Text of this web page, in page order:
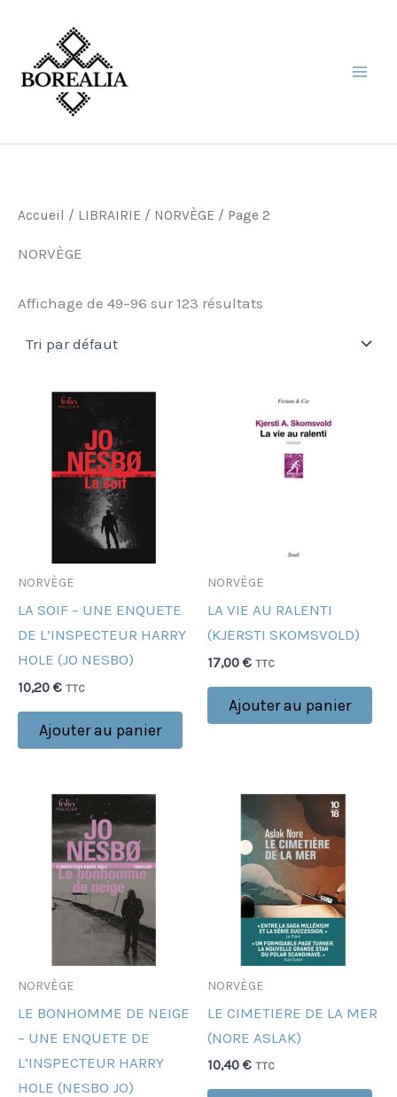
contenu
Accueil / LIBRAIRIE / NORVÈGE / Page 2
NORVÈGE
Affichage de 49–96 sur 123 résultats
NORVÈGE
LA SOIF – UNE ENQUETE
DE L’INSPECTEUR HARRY
HOLE (JO NESBO)
10,20 € TTC
Ajouter au panier
NORVÈGE
LA VIE AU RALENTI
(KJERSTI SKOMSVOLD)
17,00 € TTC
Ajouter au panier
NORVÈGE
LE BONHOMME DE NEIGE
– UNE ENQUETE DE
L’INSPECTEUR HARRY
HOLE (NESBO JO)
NORVÈGE
LE CIMETIERE DE LA MER
(NORE ASLAK)
10,40 € TTC